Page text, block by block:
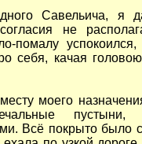
Савельича, я
не
помалу
себя, качая
моего
пустыни,
Всё покрыто было